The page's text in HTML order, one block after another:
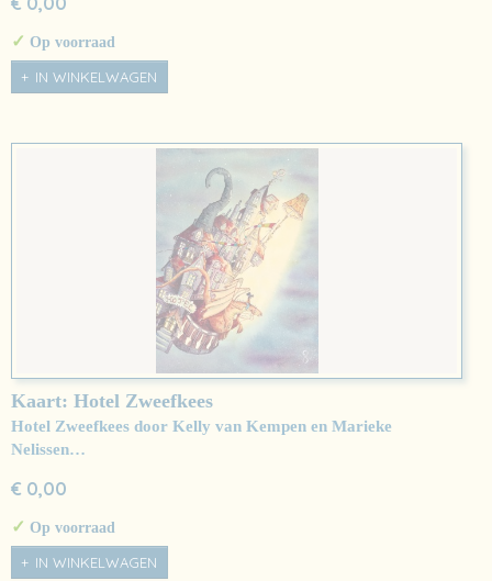
✓ Op voorraad
IN WINKELWAGEN
Kaart: Hotel Zweefkees
Hotel Zweefkees door Kelly van Kempen en Marieke
Nelissen…
€ 0,00
✓ Op voorraad
IN WINKELWAGEN